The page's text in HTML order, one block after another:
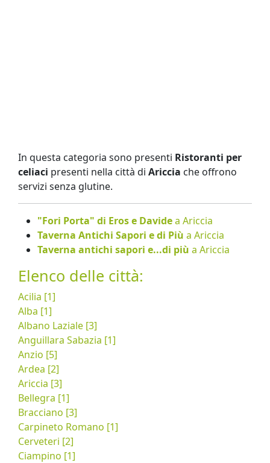
In questa categoria sono presenti Ristoranti per
celiaci presenti nella città di Ariccia che offrono
servizi senza glutine.
"Fori Porta" di Eros e Davidea Ariccia
Taverna Antichi Sapori e di Più a Ariccia
Taverna antichi sapori e...di più a Ariccia
Elenco delle città:
Acilia [1]
Alba [1]
Albano Laziale [3]
Anguillara Sabazia [1]
Anzio [5]
Ardea [2]
Ariccia [3]
Bellegra [1]
Bracciano [3]
Carpineto Romano [1]
Cerveteri [2]
Ciampino [1]